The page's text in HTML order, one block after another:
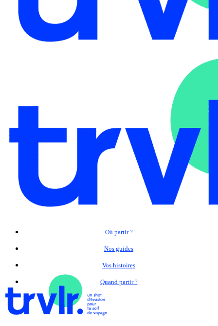
Où partir ?
Nos guides
Vos histoires
Quand partir ?